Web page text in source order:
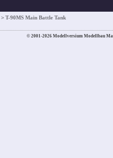
> T-90MS Main Battle Tank
© 2001-2026 Modellversium Modellbau